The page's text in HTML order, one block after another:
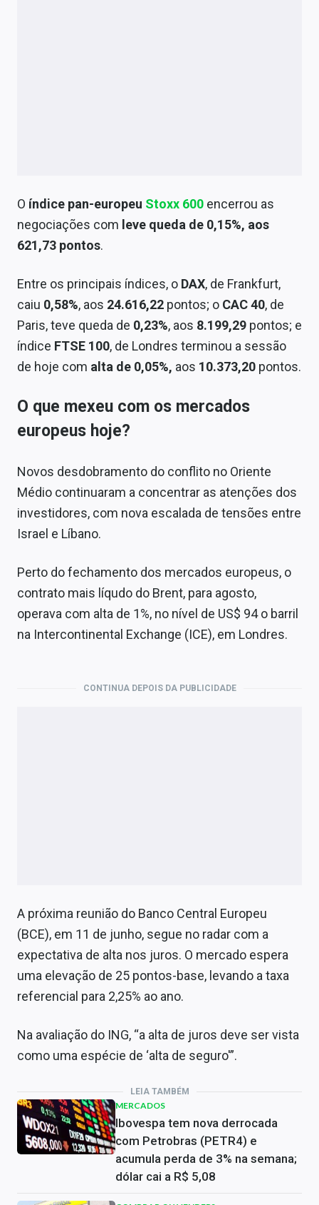
Conteúdo de Marca
Sobre
Expediente
Contato
O índice pan-europeu Stoxx 600 encerrou as
negociações com leve queda de 0,15%, aos
621,73 pontos.
Entre os principais índices, o DAX, de Frankfurt,
caiu 0,58%, aos 24.616,22 pontos; o CAC 40, de
Paris, teve queda de 0,23%, aos 8.199,29 pontos; e
índice FTSE 100, de Londres terminou a sessão
de hoje com alta de 0,05%, aos 10.373,20 pontos.
O que mexeu com os mercados
europeus hoje?
Novos desdobramento do conflito no Oriente
Médio continuaram a concentrar as atenções dos
investidores, com nova escalada de tensões entre
Israel e Líbano.
Perto do fechamento dos mercados europeus, o
contrato mais líqudo do Brent, para agosto,
operava com alta de 1%, no nível de US$ 94 o barril
na Intercontinental Exchange (ICE), em Londres.
CONTINUA DEPOIS DA PUBLICIDADE
A próxima reunião do Banco Central Europeu
(BCE), em 11 de junho, segue no radar com a
expectativa de alta nos juros. O mercado espera
uma elevação de 25 pontos-base, levando a taxa
referencial para 2,25% ao ano.
Na avaliação do ING, “a alta de juros deve ser vista
como uma espécie de ‘alta de seguro'”.
LEIA TAMBÉM
MERCADOS
Ibovespa tem nova derrocada
com Petrobras (PETR4) e
acumula perda de 3% na semana;
dólar cai a R$ 5,08